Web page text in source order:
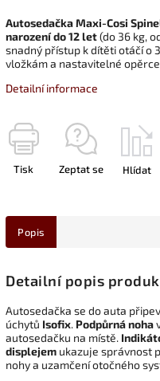
Autosedačka Maxi-Cosi
narození do 12 let(do 36 kg,
snadný přístup k dítěti otáčí o
vložkám a nastavitelné
Detailní informace
Tisk Zeptat se Hlídat
Popis
Detailní popis
Autosedačka se do auta
úchytů Isofix. Podpůrná noha
autosedačku na místě.
displejem ukazuje správnost
nohy a uzamčení otočného